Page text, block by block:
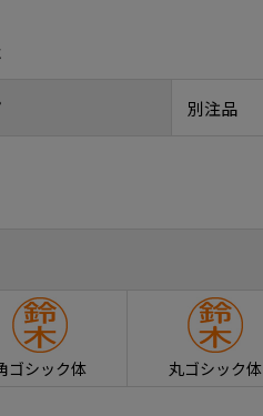
別注品
ゴシック体 丸ゴシック体